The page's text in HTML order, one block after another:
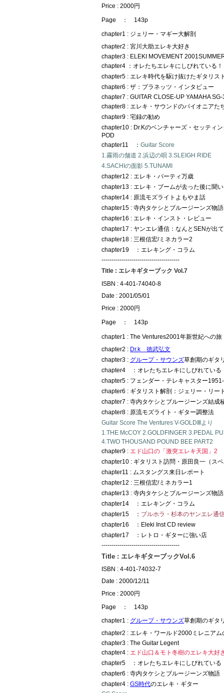
Price : 2000円
Page ： 143p
chapter1 : ジェリー・マギー大解剖
chapter2 : 宮川大助エレキ大好き
chapter3 : ELEKI MOVEMENT
chapter4 ：オレたちエレキにしびれている！
chapter5 : エレキ時代を駆け抜けたギタリス
chapter6 : ザ：プラネッツ・インタビュー
chapter7 : GUITAR CLOSE-UP YAMAHA
chapter8 : エレキ・サウンドのパイオニアた
chapter9 : 宅録の勧め
chapter10 : Dr.Kのベンチャーズ・セッティ
POD
chapter11 ： Guitar Score
1.霧雨の舗道 2.浜辺の唄 3.SLEIGH RIDE
4.SACHIの面影 5.TUNAMI
chapter12 : エレキ・パーティ万歳
chapter13 : エレキ・ブームが去った後に聞
chapter14 : 原流モズライトよもやま話
chapter15 : 寺内タケシとブルージーンズ物
chapter16 : エレキ・インスト・レビュー
chapter17 : ヤンエレ通信：なんとSENが出
chapter18 : 三根信宏/ミネカラー2
chapter19 ：エレキング・コラム
---------------------------------------
Title : エレキギターブック Vol.7
ISBN : 4-401-74040-8
Date : 2001/05/01
Price : 2000円
Page ： 143p
chapter1 : The Ventures2001年新世紀への旅
chapter2 : Dr.k 徳武弘文
chapter3 : グループ・サウンズ草創期のギタ
chapter4 ：オレたちエレキにしびれている
chapter5 : フェンダー・テレキャスター
chapter6 : ギタリスト解剖：ジェリー・リー
chapter7 : 寺内タケシとブルージーンズ結成
chapter8 : 原流モズライト・ギター調整法
Guitar Score The Ventures V-GOLDⅢより
1.THE McCOY 2.GOLDFINGER 3.PEDAL
4.TWO THOUSAND POUND BEE PART2
chapter9 : エド山口の「激突エレキ天国」2
chapter10 : ギタリスト訪問・原田良一（ス
chapter11 : ムスタングス来日レポート
chapter12 : 三根信宏/ミネカラー1
chapter13 : 寺内タケシとブルージーンズ物
chapter14 ：エレキング・コラム
chapter15 ： ブルホラ・杉本のヤンエレ通
chapter16 ：Eleki Inst CD review
chapter17 ：レトロ・ギターに強い店
---------------------------------------
Title : エレキギターブックVol.6
ISBN : 4-401-74032-7
Date : 2000/12/11
Price : 2000円
Page ： 143p
chapter1 : グループ・サウンズ草創期のギタ
chapter2 : エレキ・ワールド2000ミレニアム
chapter3 : The Guitar Legent
chapter4 : エド山口＆モト冬樹のエレキ大好
chapter5 ：オレたちエレキにしびれている
chapter6 : 寺内タケシとブルージーンズ物
chapter4 : GS時代のエレキ・ギター